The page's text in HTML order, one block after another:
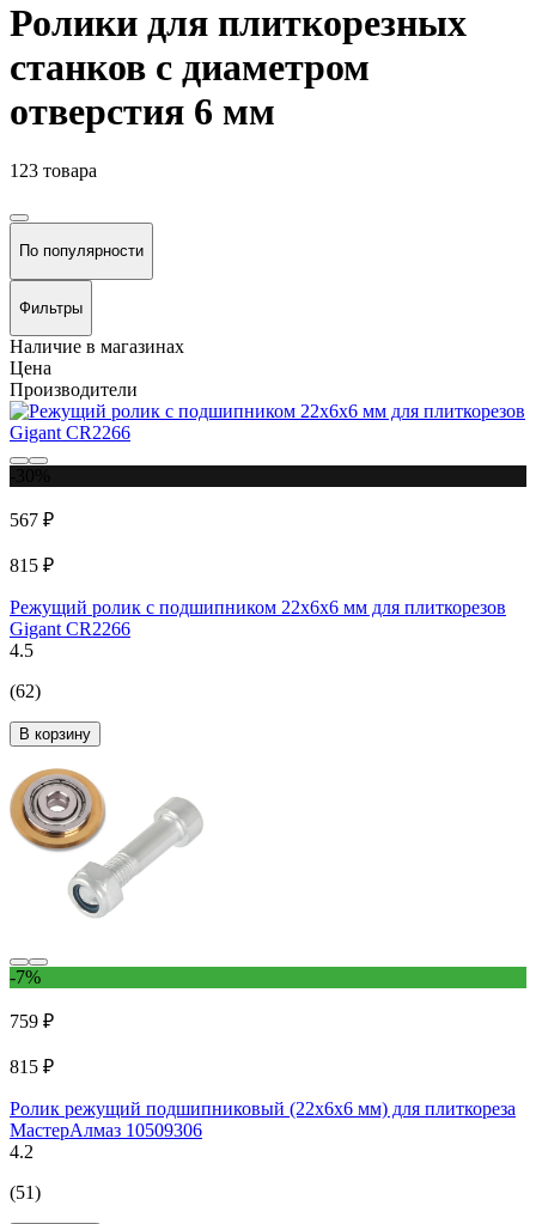
Ролики для плиткорезных
станков с диаметром
отверстия 6 мм
123 товара
По популярности
Фильтры
Наличие в магазинах
Цена
Производители
567 ₽
815 ₽
Режущий ролик с подшипником 22х6х6 мм для плиткорезов
Gigant CR2266
4.5
(62)
В корзину
-7%
759 ₽
815 ₽
Ролик режущий подшипниковый (22x6х6 мм) для плиткореза
МастерАлмаз 10509306
4.2
(51)